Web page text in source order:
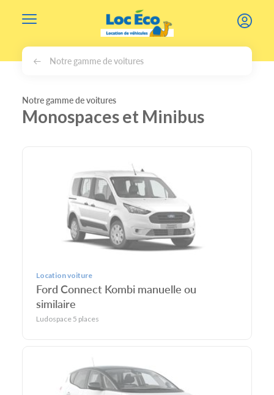
Notre gamme de voitures
Notre gamme de voitures
Monospaces et Minibus
Location voiture
Ford Connect Kombi manuelle ou
similaire
Ludospace 5 places